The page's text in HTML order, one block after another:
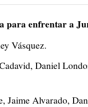
para enfrentar a
Vásquez.
Daniel
Jaime Alvarado,